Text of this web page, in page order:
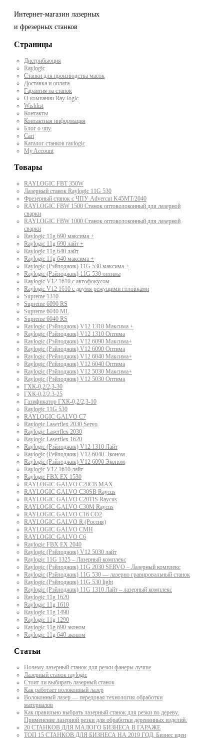
Интернет-магазин лазерных
и фрезерных станков
Страницы
Дистрибьюция
Raylogic
Станки для производства масок
Доставка и оплата
Гарантия на станок
О компании Ray-logic
Wishlist
Контакты
Контактная информация
Блог о чпу
Cart
Каталог станков raylogic
My Account
Товары
RAYLOGIC FBT 350W
Лазерный станок Raylogic 11G 530
Фрезерный станок с ЧПУ Advercut K45MT/2040
RAYLOGIC FBW 1500 Станок оптоволоконный для лазерной
сварки
RAYLOGIC FBW 1000 Станок оптоволоконный для лазерной
сварки
Raylogic 11g 690 максима +
Raylogic 11g 690 лайт +
Raylogic 11g 640 лайт
Raylogic 11g 640 максима +
Raylogic (Рэйлоджик) 11G 530 максима +
Raylogic (Рэйлоджик) 11G 530 оптима
Raylogic V12 1610 с автофокусом
Raylogic V12 1610 с двумя режущими головками
Supreme 1310
Supreme 6090 RS
Supreme 6040 ML
Supreme 6040 RS
Raylogic (Рэйлоджик) V12 1310 Максима +
Raylogic (Рэйлоджик) V12 1310 Оптима
Raylogic (Рэйлоджик) V12 6090 Максима+
Raylogic (Рэйлоджик) V12 6090 Оптима
Raylogic (Рейлоджик) V12 6040 Максима+
Raylogic (Рейлоджик) V12 6040 Оптима
Raylogic (Рэйлоджик) V12 5030 Максима+
Raylogic (Рэйлоджик) V12 5030 Оптима
ГХК-0,2/2,3-30
ГХК-0,2/2,3-25
Газификатор ГХК-0,2/2,3-10
Raylogic 11G 530
RAYLOGIC GALVO С7
Raylogic Laserflex 2030 Servo
Raylogic Laserflex 2030
Raylogic Laserflex 1620
Raylogic (Рэйлоджик) V12 1310 Лайт
Raylogic (Рейлоджик) V12 6040 Эконом
Raylogic (Рэйлоджик) V12 6090 Эконом
Raylogic V12 1610 лайт
Raylogic FBX EX 1530
RAYLOGIC GALVO С20CB MAX
RAYLOGIC GALVO С30SB Raycus
RAYLOGIC GALVO C20TIS Raycus
RAYLOGIC GALVO С30M Raycus
RAYLOGIC GALVO С16 CO2
RAYLOGIC GALVO R (Россия)
RAYLOGIC GALVO CMH
RAYLOGIC GALVO С6
Raylogic FBX EX 2040
Raylogic (Рэйлоджик) V12 5030 лайт
Raylogic 11G 1325 – Лазерный комплекс
Raylogic (Рэйлоджик) 11G 2030 SERVO – Лазерный комплекс
Raylogic (Рэйлоджик) 11G 530 — лазерно гравировальный станок
Raylogic (Рэйлоджик) 11G 530 light
Raylogic (Рэйлоджик) 11G 1310 Лайт – лазерный комплекс
Raylogic 11g 1620
Raylogic 11g 1610
Raylogic 11g 1490
Raylogic 11g 1290
Raylogic 11g 690 эконом
Raylogic 11g 640 эконом
Статьи
Почему лазерный станок для резки фанеры лучше
Лазерный станок raylogic
Стоит ли выбирать лазерный станок
Как работает волоконный лазер
Волоконный лазер — передовая технология обработки
материалов
Как правильно выбрать лазерный станок для резки по дереву.
Применение лазерной резки для обработки деревянных изделий.
20 СТАНКОВ ДЛЯ МАЛОГО БИЗНЕСА В ГАРАЖЕ
ТОП 15 СТАНКОВ ДЛЯ БИЗНЕСА НА 2019 ГОД. Бизнес идеи